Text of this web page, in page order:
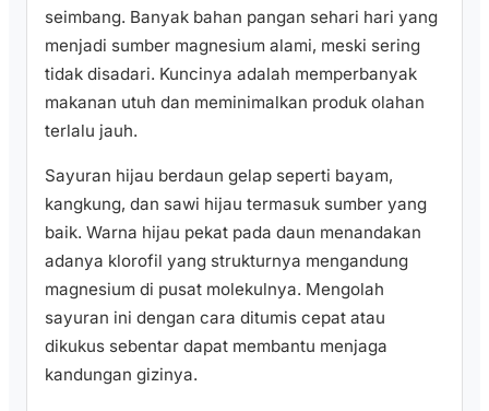
seimbang. Banyak bahan pangan sehari hari yang
menjadi sumber magnesium alami, meski sering
tidak disadari. Kuncinya adalah memperbanyak
makanan utuh dan meminimalkan produk olahan
terlalu jauh.
Sayuran hijau berdaun gelap seperti bayam,
kangkung, dan sawi hijau termasuk sumber yang
baik. Warna hijau pekat pada daun menandakan
adanya klorofil yang strukturnya mengandung
magnesium di pusat molekulnya. Mengolah
sayuran ini dengan cara ditumis cepat atau
dikukus sebentar dapat membantu menjaga
kandungan gizinya.